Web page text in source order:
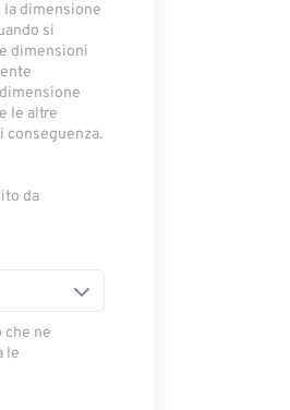
dimensione
si
dimensioni
le altre
conseguenza.
da
che ne
le